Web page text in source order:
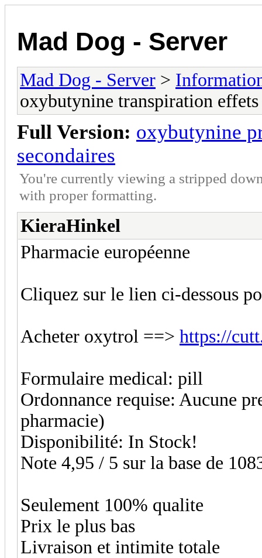
Mad Dog - Server
Mad Dog - Server >
oxybutynine transpiration effets
Full Version: oxybutynine
secondaires
You're currently viewing a stripped
with proper formatting.
KieraHinkel
Pharmacie européenne
Cliquez sur le lien ci-dessous
Acheter oxytrol ==> https://
Formulaire medical: pill
Ordonnance requise: Aucune
pharmacie)
Disponibilité: In Stock!
Note 4,95 / 5 sur la base de
Seulement 100% qualite
Prix le plus bas
Livraison et intimite totale